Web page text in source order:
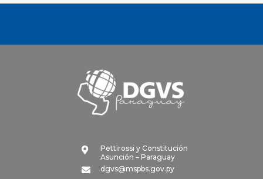

Pettirossi y Constitución
Asunción – Paraguay

dgvs@mspbs.gov.py